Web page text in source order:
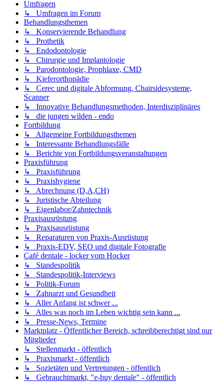
Umfragen
↳ Umfragen im Forum
Behandlungsthemen
↳ Konservierende Behandlung
↳ Prothetik
↳ Endodontologie
↳ Chirurgie und Implantologie
↳ Parodontologie, Prophlaxe, CMD
↳ Kieferorthopädie
↳ Cerec und digitale Abformung, Chairsidesysteme,
Scanner
↳ Innovative Behandlungsmethoden, Interdisziplinäres
↳ die jungen wilden - endo
Fortbildung
↳ Allgemeine Fortbildungsthemen
↳ Interessante Behandlungsfälle
↳ Berichte von Fortbildungsveranstaltungen
Praxisführung
↳ Praxisführung
↳ Praxishygiene
↳ Abrechnung (D,A,CH)
↳ Juristische Abteilung
↳ Eigenlabor/Zahntechnik
Praxisausrüstung
↳ Praxisausrüstung
↳ Reparaturen von Praxis-Ausrüstung
↳ Praxis-EDV, SEO und digitale Fotografie
Café dentale - locker vom Hocker
↳ Standespolitik
↳ Standespolitik-Interviews
↳ Politik-Forum
↳ Zahnarzt und Gesundheit
↳ Aller Anfang ist schwer ...
↳ Alles was noch im Leben wichtig sein kann ...
↳ Presse-News, Termine
Marktplatz - Öffentlicher Bereich, schreibberechtigt sind nur
Mitglieder
↳ Stellenmarkt - öffentlich
↳ Praxismarkt - öffentlich
↳ Sozietäten und Vertretungen - öffentlich
↳ Gebrauchtmarkt, "e-buy dentale" - öffentlich